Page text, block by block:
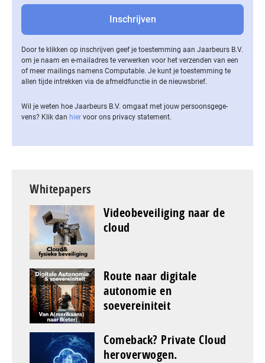
Door te klikken op inschrijven geef je toestemming aan Jaarbeurs B.V.
om je naam en e-mailadres te verwerken voor het verzenden van een
of meer mailings namens Computable. Je kunt je toestemming te
allen tijde intrekken via de af­meld­func­tie in de nieuwsbrief.
Wil je weten hoe Jaarbeurs B.V. omgaat met jouw per­soons­ge­ge­
vens? Klik dan hier voor ons privacy statement.
Whitepapers
Videobeveiliging naar de
cloud
Route naar digitale
autonomie en
soevereiniteit
Comeback? Private Cloud
heroverwogen.